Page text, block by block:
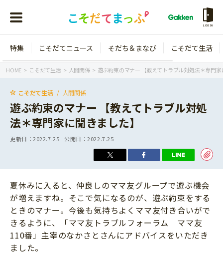
LOGIN
年齢から探す
1歳
年中
年長
小学1年生
小学2年生
小学3年生
小学4年生
小学5年生
小学6年生
こそだてニュース
イベント
ニュース
そだち＆まなび
ワーク・ドリル
こそだて生活
特集 こそだてニュース そだち＆まなび こそだて生活
HOME こそだて生活 人間関係 遊ぶ約束のマナー 【教えてトラブル対処法＊専門
こそだて生活 人間関係
遊ぶ約束のマナー 【教えてトラブル対処
法＊専門家に聞きました】
更新日：2022.7.25 公開日：2022.7.25
夏休みに入ると、仲良しのママ友グループで遊ぶ機会
が増えますね。そこで気になるのが、遊ぶ約束をする
ときのマナー。今後も気持ちよくママ友付き合いがで
きるように、「ママ友トラブルフォーラム ママ友
110番」主宰のなかさとさんにアドバイスをいただき
ました。